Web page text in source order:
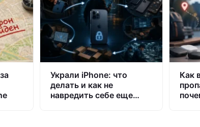
Украли iPhone: что
делать и как не
навредить себе еще
Как